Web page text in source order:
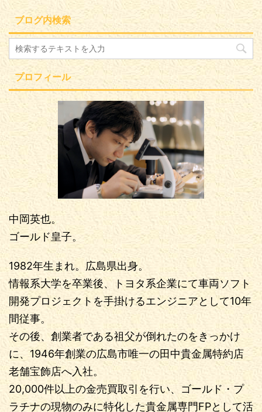
ブログ内検索
プロフィール
中岡英也。
ゴールド皇子。
1982年生まれ。広島県出身。
情報系大学を卒業後、トヨタ系企業にて車両ソフト
開発プロジェクトを手掛けるエンジニアとして10年
間従事。
その後、創業者である祖父が倒れたのをきっかけ
に、1946年創業の広島市唯一の田中貴金属特約店
老舗宝飾店へ入社。
20,000件以上の金売買取引を行い、ゴールド・プ
ラチナの現物のみに特化した貴金属専門FPとして活